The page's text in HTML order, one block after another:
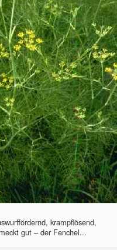
krampflösend,
gut – der Fenchel...